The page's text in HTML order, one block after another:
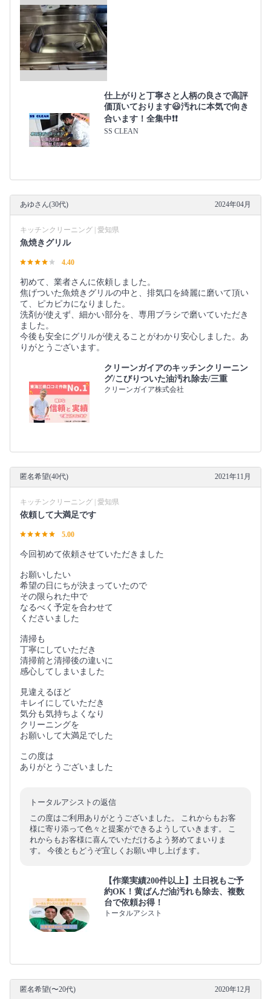
仕上がりと丁寧さと人柄の良さで高評
価頂いております😃汚れに本気で向き
合います！全集中❗️❗️
SS CLEAN
あゆさん(30代) 2024年04月
キッチンクリーニング | 愛知県
魚焼きグリル
4.40
初めて、業者さんに依頼しました。
焦げついた魚焼きグリルの中と、排気口を綺麗に磨いて頂い
て、ピカピカになりました。
洗剤が使えず、細かい部分を、専用ブラシで磨いていただき
ました。
今後も安全にグリルが使えることがわかり安心しました。あ
りがとうございます。
クリーンガイアのキッチンクリーニン
グ/こびりついた油汚れ除去/三重
クリーンガイア株式会社
匿名希望(40代) 2021年11月
キッチンクリーニング | 愛知県
依頼して大満足です
5.00
今回初めて依頼させていただきました
お願いしたい
希望の日にちが決まっていたので
その限られた中で
なるべく予定を合わせて
くださいました
清掃も
丁寧にしていただき
清掃前と清掃後の違いに
感心してしまいました
見違えるほど
キレイにしていただき
気分も気持ちよくなり
クリーニングを
お願いして大満足でした
この度は
ありがとうございました
トータルアシストの返信
この度はご利用ありがとうございました。 これからもお客
様に寄り添って色々と提案ができるようしていきます。 こ
れからもお客様に喜んでいただけるよう努めてまいりま
す。 今後ともどうぞ宜しくお願い申し上げます。
【作業実績200件以上】土日祝もご予
約OK！黄ばんだ油汚れも除去、複数
台で依頼お得！
トータルアシスト
匿名希望(〜20代) 2020年12月